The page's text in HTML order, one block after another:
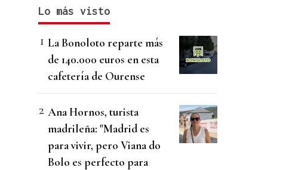
Lo más visto
La Bonoloto reparte más
de 140.000 euros en esta
cafetería de Ourense
Ana Hornos, turista
madrileña: "Madrid es
para vivir, pero Viana do
Bolo es perfecto para